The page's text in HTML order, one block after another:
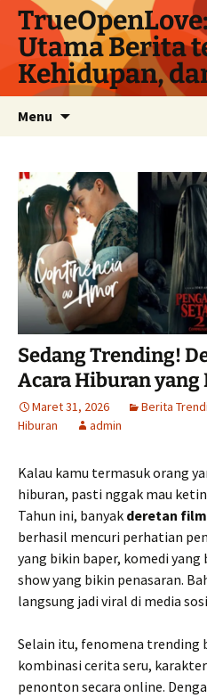
Langsung
Utama Berita
Kehidupan,
Menu
Sedang Trending!
Acara Hiburan yang
Maret 31, 2026 Berita
Hiburan
admin
Kalau kamu termasuk orang
hiburan, pasti nggak mau
Tahun ini, banyak deretan
berhasil mencuri perhatian
yang bikin baper, komedi
show yang bikin penasaran.
langsung jadi viral di media
Selain itu, fenomena trending
kombinasi cerita seru,
penonton secara online.